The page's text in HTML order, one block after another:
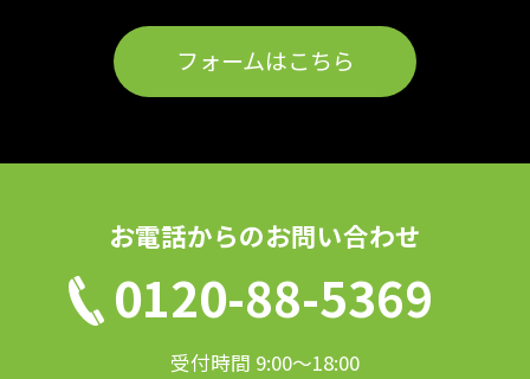
フォームはこちら
お電話からのお問い合わせ
0120-88-5369
受付時間 9:00〜18:00